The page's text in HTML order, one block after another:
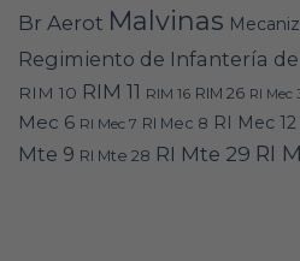
Br Aerot Malvinas
Regimiento de Infantería
RIM 10 RIM 11 RIM 16 RIM 26 RI Mec
Mec 6 RI Mec 7 RI Mec 8 RI Mec 12
Mte 9 RI Mte 28 RI Mte 29 RI